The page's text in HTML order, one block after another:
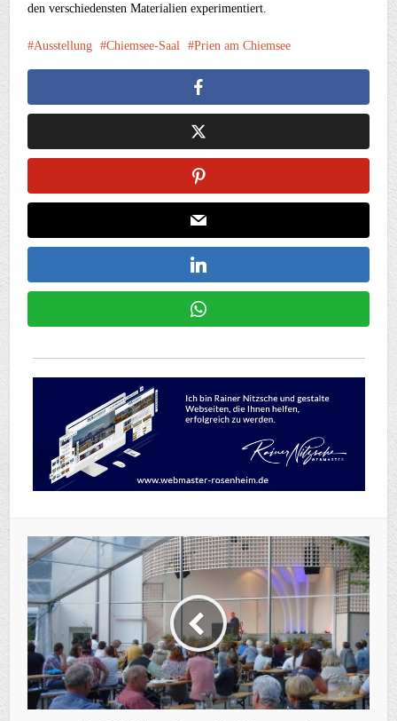
den verschiedensten Materialien experimentiert.
Ausstellung Chiemsee-Saal Prien am Chiemsee